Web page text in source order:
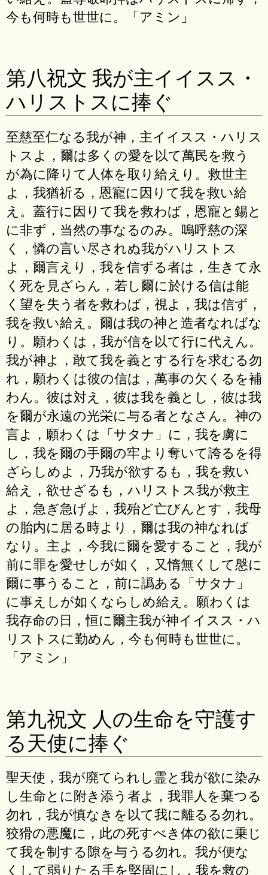
今も何時も世世に。「アミン」
第八祝文 我が主イイスス・
ハリストスに捧ぐ
至慈至仁なる我が神，主イイスス・ハリス
トスよ，爾は多くの愛を以て萬民を救う
が為に降りて人体を取り給えり。救世主
よ，我猶祈る，恩寵に因りて我を救い給
え。蓋行に因りて我を救わば，恩寵と錫と
に非ず，当然の事なるのみ。嗚呼慈の深
く，憐の言い尽されぬ我がハリストス
よ，爾言えり，我を信ずる者は，生きて永
く死を見ざらん，若し爾に於ける信は能
く望を失う者を救わば，視よ，我は信ず，
我を救い給え。爾は我の神と造者なればな
り。願わくは，我が信を以て行に代えん。
我が神よ，敢て我を義とする行を求むる勿
れ，願わくは彼の信は，萬事の欠くるを補
わん。彼は対え，彼は我を義とし，彼は我
を爾が永遠の光栄に与る者となさん。神の
言よ，願わくは「サタナ」に，我を虜に
し，我を爾の手爾の牢より奪いて誇るを得
ざらしめよ，乃我が欲するも，我を救い
給え，欲せざるも，ハリストス我が救主
よ，急ぎ急げよ，我殆ど亡びんとす，我母
の胎内に居る時より，爾は我の神なれば
なり。主よ，今我に爾を愛すること，我が
前に罪を愛せしが如く，又惰無くして慇に
爾に事うること，前に譌ある「サタナ」
に事えしが如くならしめ給え。願わくは
我存命の日，恒に爾主我が神イイスス・ハ
リストスに勤めん，今も何時も世世に。
「アミン」
第九祝文 人の生命を守護す
る天使に捧ぐ
聖天使，我が廃てられし霊と我が欲に染み
し生命とに附き添う者よ，我罪人を棄つる
勿れ，我が慎なきを以て我に離るる勿れ。
狡猾の悪魔に，此の死すべき体の欲に乗じ
て我を制する隙を与うる勿れ。我が便な
くして弱りたる手を堅固にし，我を救の